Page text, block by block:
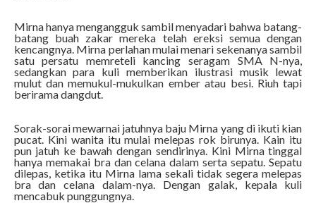
Mirna hanya mengangguk sambil menyadari bahwa batang-
batang buah zakar mereka telah ereksi semua dengan
kencangnya. Mirna perlahan mulai menari sekenanya sambil
satu persatu memreteli kancing seragam SMA N-nya,
sedangkan para kuli memberikan ilustrasi musik lewat
mulut dan memukul-mukulkan ember atau besi. Riuh tapi
berirama dangdut.
Sorak-sorai mewarnai jatuhnya baju Mirna yang di ikuti kian
pucat. Kini wanita itu mulai melepas rok birunya. Kain itu
pun jatuh ke bawah dengan sendirinya. Kini Mirna tinggal
hanya memakai bra dan celana dalam serta sepatu. Sepatu
dilepas, ketika itu Mirna lama sekali tidak segera melepas
bra dan celana dalam-nya. Dengan galak, kepala kuli
mencabuk punggungnya.